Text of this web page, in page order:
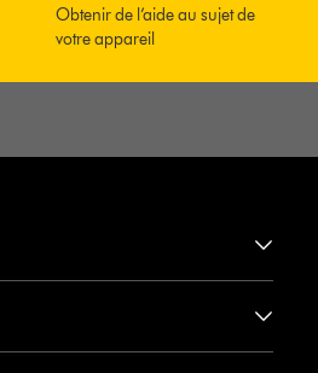
Obtenir de l’aide au sujet de
votre appareil